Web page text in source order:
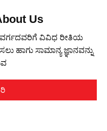
Us
ವಿವಿಧ ರೀತಿಯ
ಹಾಗು ಸಾಮಾನ್ಯ ಜ್ಞಾನವನ್ನು